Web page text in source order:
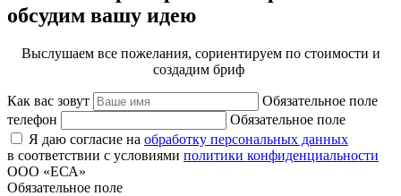
обсудим вашу идею
Выслушаем все пожелания, сориентируем по стоимости и
создадим бриф
Как вас зовут
Обязательное поле
телефон
Обязательное поле
Я даю согласие на обработку персональных данных
в соответствии с условиями политики конфиденциальности
ООО «ЕСА»
Обязательное поле